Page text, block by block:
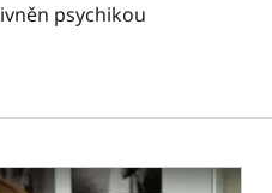
psychikou